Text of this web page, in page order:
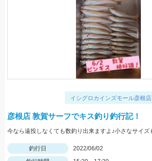
イシグロカインズモール彦根店
彦根店 敦賀サーフでキス釣り釣行記！
釣行日
2022/06/02